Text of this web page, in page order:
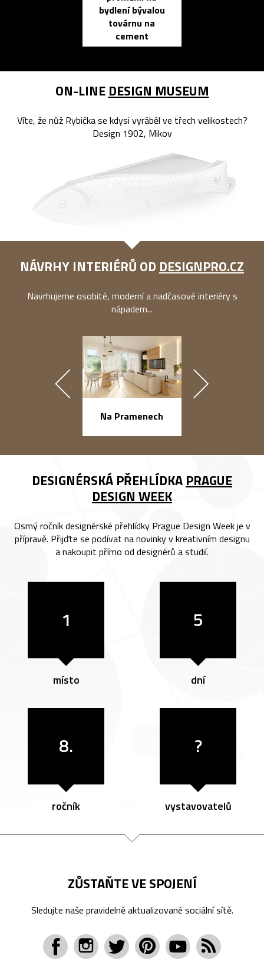
bydlení bývalou
továrnu na
cement
ON-LINE DESIGN MUSEUM
Víte, že nůž Rybička se kdysi vyráběl ve třech velikostech?
Design 1902, Mikov
NÁVRHY INTERIÉRŮ OD DESIGNPRO.CZ
Navrhujeme osobité, moderní a nadčasové interiéry s
nápadem...
Na Pramenech
DESIGNÉRSKÁ PŘEHLÍDKA PRAGUE
DESIGN WEEK
Osmý ročník designérské přehlídky Prague Design Week je v
přípravě. Přijďte se podívat na novinky v kreativním designu
a nakoupit přímo od designérů a studií.
1
místo
5
dní
8.
ročník
?
vystavovatelů
ZŮSTAŇTE VE SPOJENÍ
Sledujte naše pravidelně aktualizované sociální sítě.